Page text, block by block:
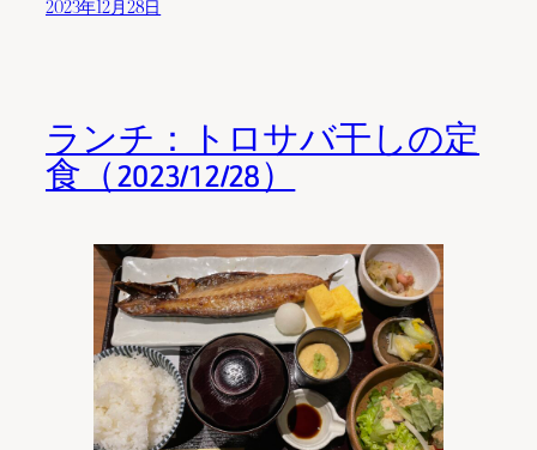
2023年12月28日
ランチ：トロサバ干しの定
食（2023/12/28）